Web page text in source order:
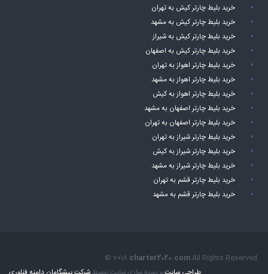
خرید بلیط چارتر کیش به تهران
خرید بلیط چارتر کیش به مشهد
خرید بلیط چارتر کیش به شیراز
خرید بلیط چارتر کیش به اصفهان
خرید بلیط چارتر اهواز به تهران
خرید بلیط چارتر اهواز به مشهد
خرید بلیط چارتر اهواز به کیش
خرید بلیط چارتر اصفهان به مشهد
خرید بلیط چارتر اصفهان به تهران
خرید بلیط چارتر شیراز به تهران
خرید بلیط چارتر شیراز به کیش
خرید بلیط چارتر شیراز به مشهد
خرید بلیط چارتر قشم به تهران
خرید بلیط چارتر قشم به مشهد
© 2018 charter2020.comAll Rights Reserved.